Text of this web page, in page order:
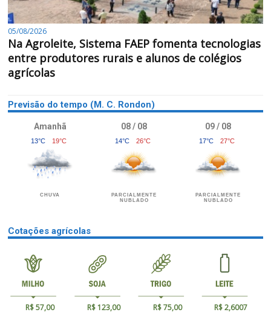
05/08/2026
Na Agroleite, Sistema FAEP fomenta tecnologias
entre produtores rurais e alunos de colégios
agrícolas
Previsão do tempo (M. C. Rondon)
Amanhã
13°C 19°C
CHUVA
08 / 08
14°C 26°C
PARCIALMENTE
NUBLADO
09 / 08
17°C 27°C
PARCIALMENTE
NUBLADO
Cotações agrícolas
R$ 57,00 R$ 123,00 R$ 75,00 R$ 2,6007